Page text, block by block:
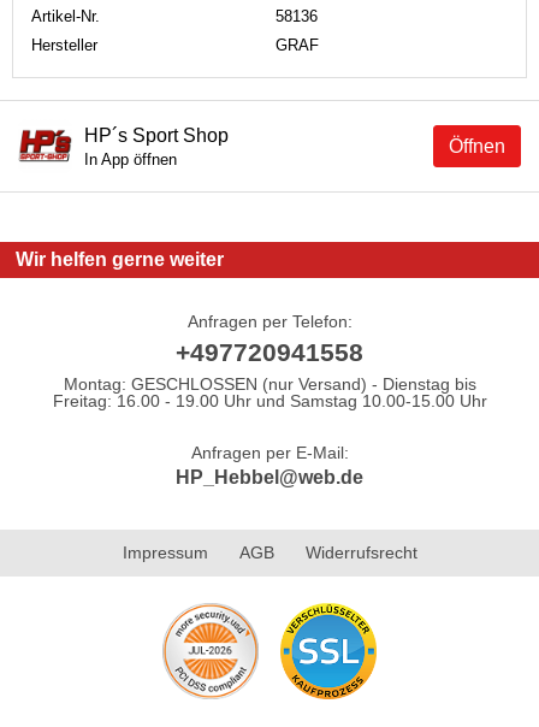
Artikel-Nr.
58136
Hersteller
GRAF
Öffnen
HP´s Sport Shop
In App öffnen
Wir helfen gerne weiter
Anfragen per Telefon:
+497720941558
Montag: GESCHLOSSEN (nur Versand) - Dienstag bis
Freitag: 16.00 - 19.00 Uhr und Samstag 10.00-15.00 Uhr
Anfragen per E-Mail:
HP_Hebbel@web.de
Impressum AGB Widerrufsrecht